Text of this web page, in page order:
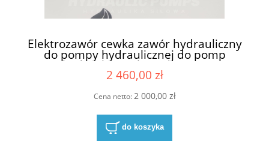
Elektrozawór cewka zawór hydrauliczny
do pompy hydraulicznej do pomp
hydraulicznych Linde MSM
GAAX035F20D25 24V S1 24 V 2053214
2 460,00 zł
Cena netto:2 000,00 zł
do koszyka